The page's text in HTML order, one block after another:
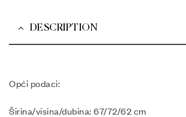
DESCRIPTION
Opći podaci:
Širina/visina/dubina: 67/72/62 cm